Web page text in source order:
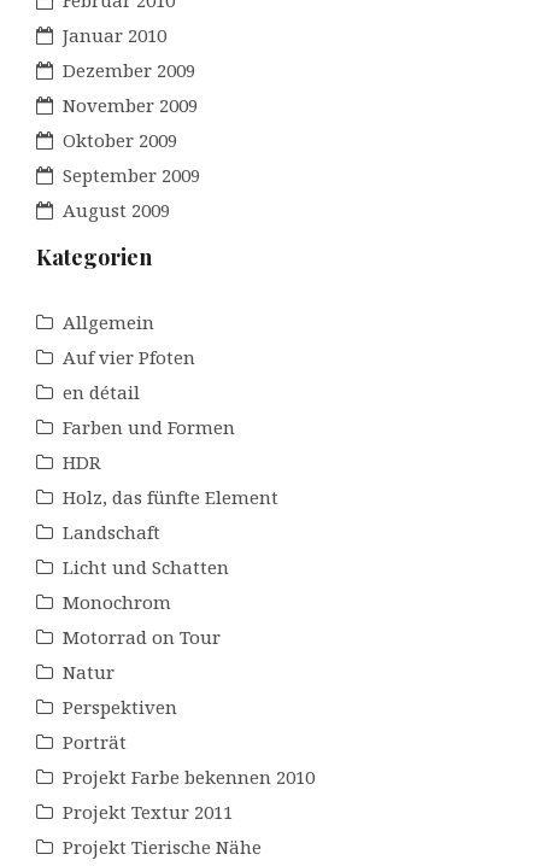
Januar 2010
Dezember 2009
November 2009
Oktober 2009
September 2009
August 2009
Kategorien
Allgemein
Auf vier Pfoten
en détail
Farben und Formen
HDR
Holz, das fünfte Element
Landschaft
Licht und Schatten
Monochrom
Motorrad on Tour
Natur
Perspektiven
Porträt
Projekt Farbe bekennen 2010
Projekt Textur 2011
Projekt Tierische Nähe